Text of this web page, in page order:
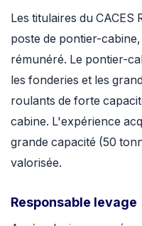
Les titulaires du
poste de pontier-
rémunéré. Le pontier-
les fonderies et les
roulants de forte
cabine. L'expérience
grande capacité (50
valorisée.
Responsable levage